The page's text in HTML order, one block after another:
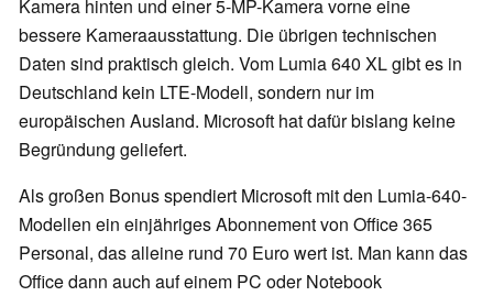
Kamera hinten und einer 5-MP-Kamera vorne eine
bessere Kameraausstattung. Die übrigen technischen
Daten sind praktisch gleich. Vom Lumia 640 XL gibt es in
Deutschland kein LTE-Modell, sondern nur im
europäischen Ausland. Microsoft hat dafür bislang keine
Begründung geliefert.
Als großen Bonus spendiert Microsoft mit den Lumia-640-
Modellen ein einjähriges Abonnement von Office 365
Personal, das alleine rund 70 Euro wert ist. Man kann das
Office dann auch auf einem PC oder Notebook